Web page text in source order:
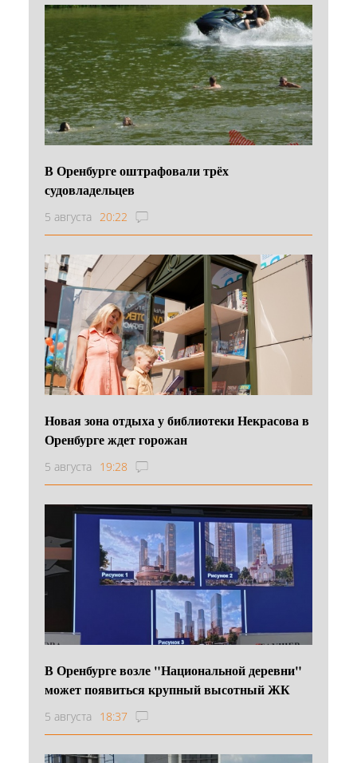
В Оренбурге оштрафовали трёх
судовладельцев
5 августа 20:22
Новая зона отдыха у библиотеки Некрасова в
Оренбурге ждет горожан
5 августа 19:28
В Оренбурге возле "Национальной деревни"
может появиться крупный высотный ЖК
5 августа 18:37